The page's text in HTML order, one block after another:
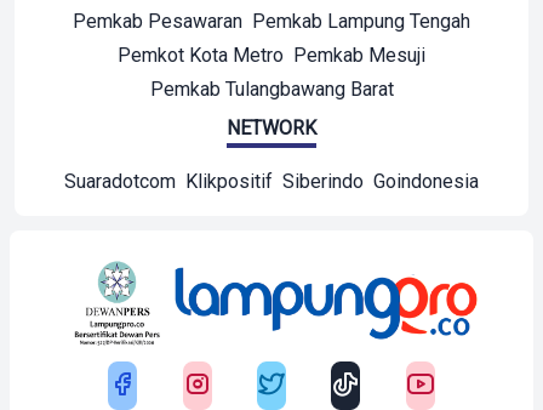
Pemkab Pesawaran Pemkab Lampung Tengah
Pemkot Kota Metro Pemkab Mesuji
Pemkab Tulangbawang Barat
NETWORK
Suaradotcom Klikpositif Siberindo Goindonesia